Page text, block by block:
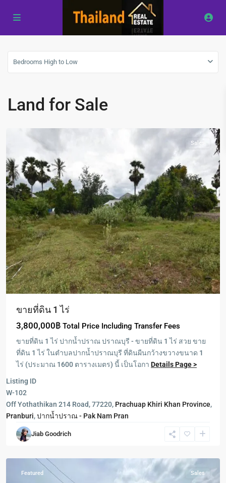
Bedrooms High to Low
Land for Sale
ปากน้ำ
ปราณ
Nam
Sales
ขายที่ดิน 1 ไร่
3,800,000฿ Total Price Including Transfer Fees
ขายที่ดิน 1 ไร่ ปากน้ำปราณ ปราณบุรี - ขายที่ดิน 1 ไร่ สวย ขาย
ที่ดิน 1 ไร่ ในตำบลปากน้ำปราณบุรี ที่ดินผืนกว้างขวางขนาด 1
ไร่ (ประมาณ 1600 ตารางเมตร) นี้ เป็นโอกา Details Page >
Listing ID
W-102
Off Yothathikan 214 Road, 77220, Prachuap Khiri Khan Province,
Pranburi,ปากน้ำปราณ - Pak Nam Pran
Jiab Goodrich
Sam
Roi
Featured Sales